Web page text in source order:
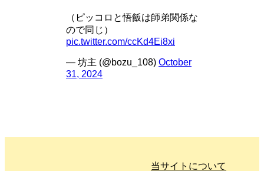
（ピッコロと悟飯は師弟関係な
ので同じ）
pic.twitter.com/ccKd4Ei8xi
— 坊主 (@bozu_108) October
31, 2024
当サイトについて